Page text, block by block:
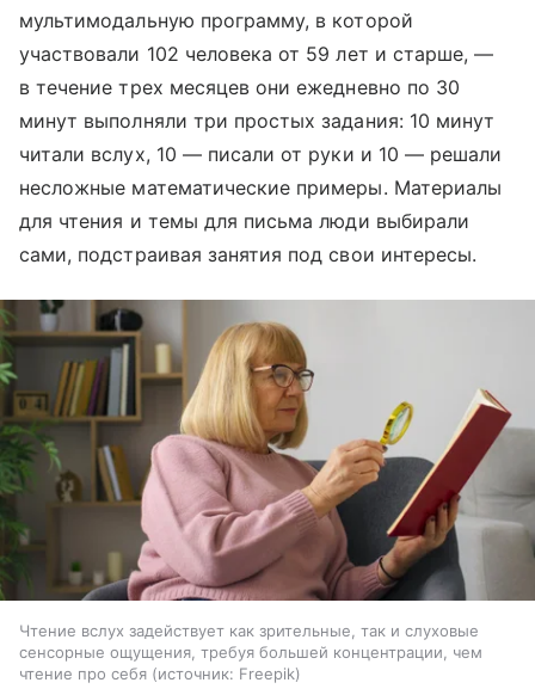
мультимодальную программу, в которой
участвовали 102 человека от 59 лет и старше, —
в течение трех месяцев они ежедневно по 30
минут выполняли три простых задания: 10 минут
читали вслух, 10 — писали от руки и 10 — решали
несложные математические примеры. Материалы
для чтения и темы для письма люди выбирали
сами, подстраивая занятия под свои интересы.
Чтение вслух задействует как зрительные, так и слуховые
сенсорные ощущения, требуя большей концентрации, чем
чтение про себя
источник: Freepik